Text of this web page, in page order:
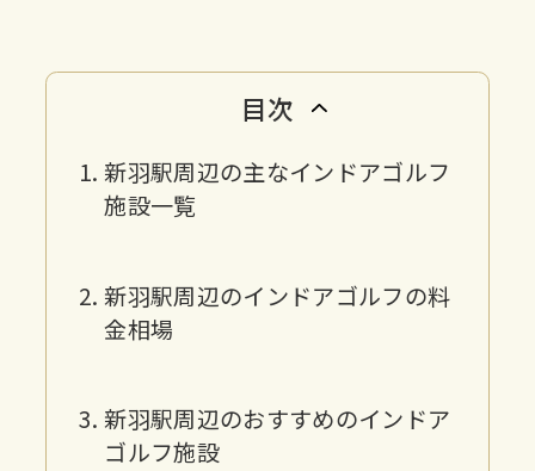
目次
新羽駅周辺の主なインドアゴルフ
施設一覧
新羽駅周辺のインドアゴルフの料
金相場
新羽駅周辺のおすすめのインドア
ゴルフ施設